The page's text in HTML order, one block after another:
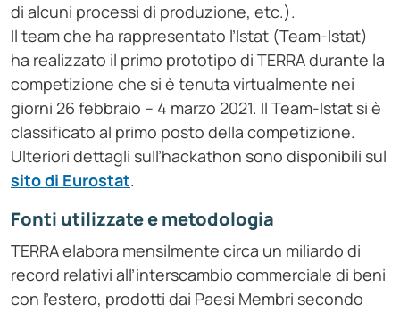
di alcuni processi di produzione, etc.).
Il team che ha rappresentato l’Istat (Team-Istat)
ha realizzato il primo prototipo di TERRA durante la
competizione che si è tenuta virtualmente nei
giorni 26 febbraio – 4 marzo 2021. Il Team-Istat si è
classificato al primo posto della competizione.
Ulteriori dettagli sull’hackathon sono disponibili sul
sito di Eurostat.
Fonti utilizzate e metodologia
TERRA elabora mensilmente circa un miliardo di
record relativi all’interscambio commerciale di beni
con l’estero, prodotti dai Paesi Membri secondo